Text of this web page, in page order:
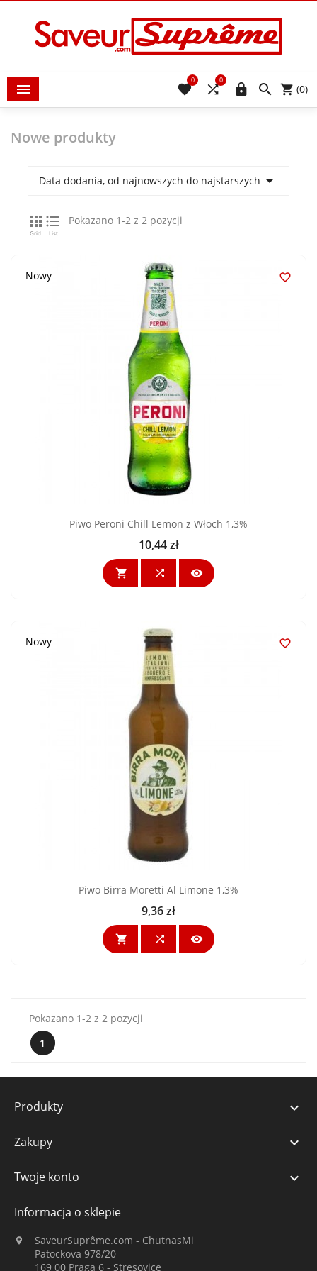
  (0)


0

0
Nowe produkty
Data dodania, od najnowszych do najstarszych 

Grid

List
Pokazano 1-2 z 2 pozycji

Piwo Peroni Chill Lemon z Włoch 1,3%
Cena
10,44 zł
  
Nowy

Piwo Birra Moretti Al Limone 1,3%
Cena
9,36 zł
  
Nowy
Pokazano 1-2 z 2 pozycji
1
Produkty 
Zakupy 
Twoje konto 
Informacja o sklepie

SaveurSuprême.com - ChutnasMi
Patockova 978/20
169 00 Praga 6 - Stresovice